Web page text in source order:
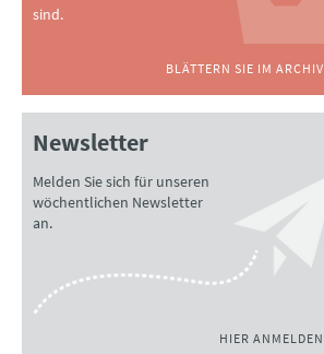
sind.
BLÄTTERN SIE IM ARCHIV
Newsletter
Melden Sie sich für unseren
wöchentlichen Newsletter
an.
HIER ANMELDEN